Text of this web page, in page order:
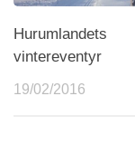
Hurumlandets
vintereventyr
19/02/2016